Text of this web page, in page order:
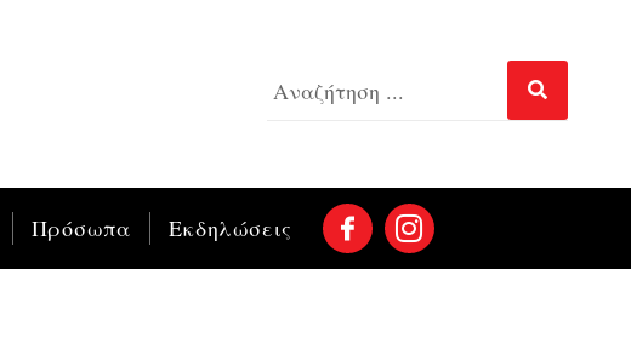
Πρόσωπα Εκδηλώσεις